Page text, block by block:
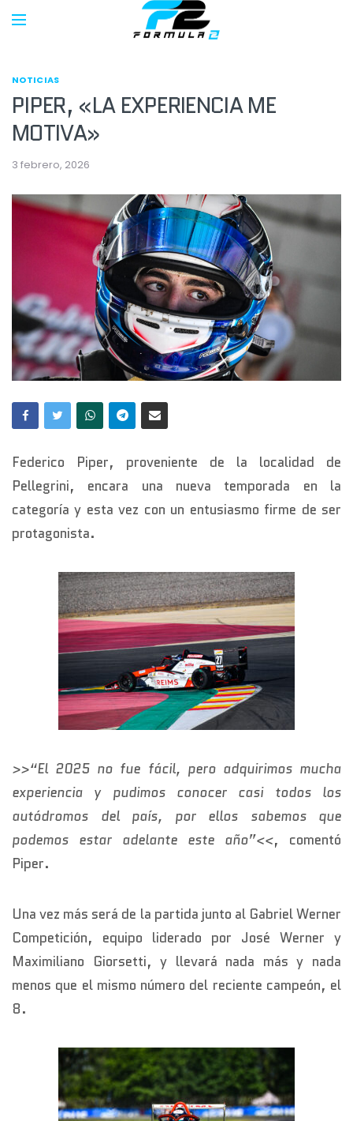
NOTICIAS
PIPER, «LA EXPERIENCIA ME
MOTIVA»
3 febrero, 2026
Federico Piper, proveniente de la localidad de
Pellegrini, encara una nueva temporada en la
categoría y esta vez con un entusiasmo firme de ser
protagonista.
>>“El 2025 no fue fácil, pero adquirimos mucha
experiencia y pudimos conocer casi todos los
autódromos del país, por ellos sabemos que
podemos estar adelante este año”<<, comentó
Piper.
Una vez más será de la partida junto al Gabriel Werner
Competición, equipo liderado por José Werner y
Maximiliano Giorsetti, y llevará nada más y nada
menos que el mismo número del reciente campeón, el
8.